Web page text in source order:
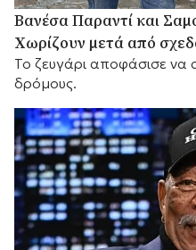
Βανέσα Παραντί και
Χωρίζουν μετά από
Το ζευγάρι αποφάσισε να
δρόμους.